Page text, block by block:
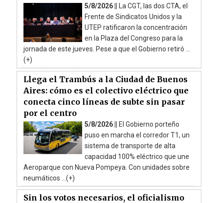
5/8/2026 ||
La CGT, las dos CTA, el
Frente de Sindicatos Unidos y la
UTEP ratificaron la concentración
en la Plaza del Congreso para la
jornada de este jueves. Pese a que el Gobierno retiró ...
(+)
Llega el Trambús a la Ciudad de Buenos
Aires: cómo es el colectivo eléctrico que
conecta cinco líneas de subte sin pasar
por el centro
5/8/2026 ||
El Gobierno porteño
puso en marcha el corredor T1, un
sistema de transporte de alta
capacidad 100% eléctrico que une
Aeroparque con Nueva Pompeya. Con unidades sobre
neumáticos ...(+)
Sin los votos necesarios, el oficialismo